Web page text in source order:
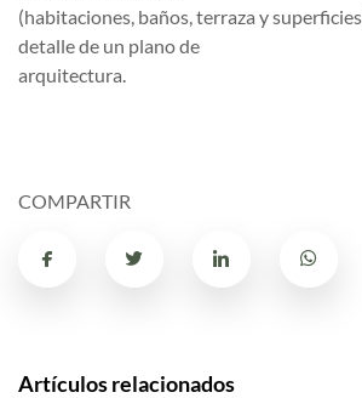
(habitaciones, baños, terraza y
detalle de un plano de
arquitectura.
COMPARTIR
Artículos relacionados